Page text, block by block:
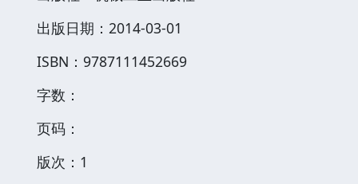
出版日期：2014-03-01
ISBN：9787111452669
字数：
页码：
版次：1